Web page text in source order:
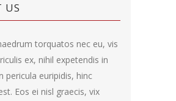
US
torquatos nec eu, vis
ex, nihil expetendis in
pericula euripidis, hinc
Eos ei nisl graecis, vix